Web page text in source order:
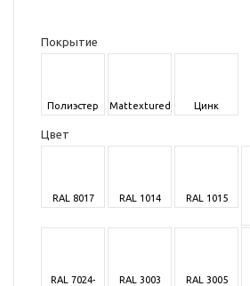
Покрытие
Полиэстер Mattextured Цинк
Цвет
RAL 8017 RAL 1014 RAL 1015
RAL 7024-
RAL 3003 RAL 3005